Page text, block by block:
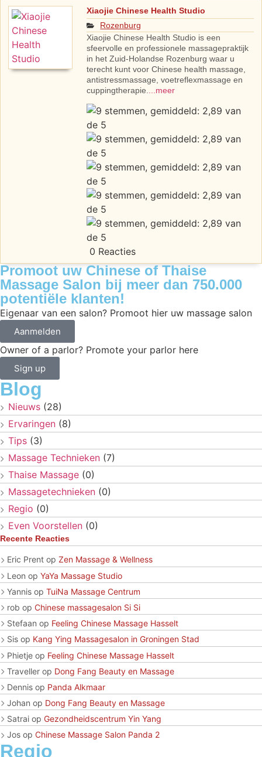
Xiaojie Chinese Health Studio
Rozenburg
Xiaojie Chinese Health Studio is een
sfeervolle en professionele massagepraktijk
in het Zuid-Holandse Rozenburg waar u
terecht kunt voor Chinese health massage,
antistressmassage, voetreflexmassage en
cuppingtherapie.
...meer
0 Reacties
Promoot uw Chinese of Thaise
Massage Salon bij meer dan 750.000
potentiële klanten!
Eigenaar van een salon? Promoot hier uw massage salon
Aanmelden
Owner of a parlor? Promote your parlor here
Sign up
Blog
Nieuws (28)
Ervaringen (8)
Tips (3)
Massage Technieken (7)
Thaise Massage (0)
Massagetechnieken (0)
Regio (0)
Even Voorstellen (0)
Recente Reacties
Eric Prent op Zen Massage & Wellness
Leon op YaYa Massage Studio
Yannis op TuiNa Massage Centrum
rob op Chinese massagesalon Si Si
Stefaan op Feeling Chinese Massage Hasselt
Sis op Kang Ying Massagesalon in Groningen Stad
Phietje op Feeling Chinese Massage Hasselt
Traveller op Dong Fang Beauty en Massage
Dennis op Panda Alkmaar
Johan op Dong Fang Beauty en Massage
Satrai op Gezondheidscentrum Yin Yang
Jos op Chinese Massage Salon Panda 2
Regio